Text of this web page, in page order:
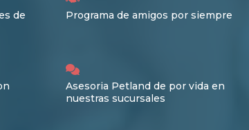
de
Programa de amigos por siempre
Asesoria Petland de por vida en
nuestras sucursales